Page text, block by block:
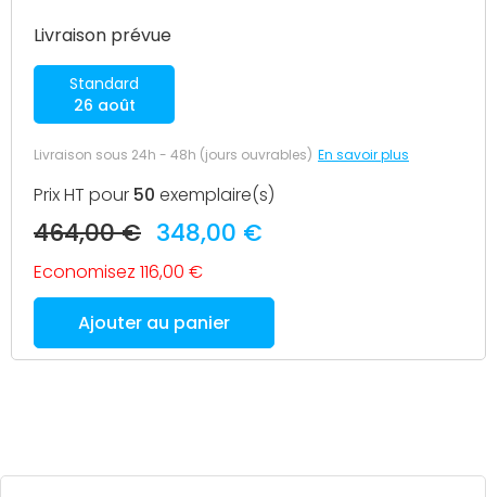
d'impression.
Livraison prévue
Standard
26 août
Livraison sous 24h - 48h (jours ouvrables) En savoir plus
Prix HT pour 50 exemplaire(s)
464,00 € 348,00 €
Economisez 116,00 €
Ajouter au panier